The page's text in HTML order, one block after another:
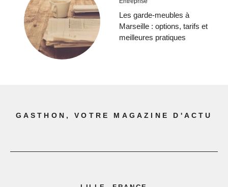
Les garde-meubles à
Marseille : options, tarifs et
meilleures pratiques
GASTHON, VOTRE MAGAZINE D'ACTU